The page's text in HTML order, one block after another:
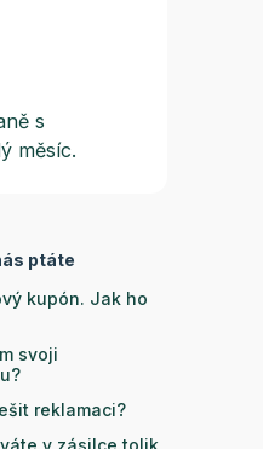
s
měsíc.
ptáte
kupón. Jak ho
svoji
reklamaci?
v zásilce tolik